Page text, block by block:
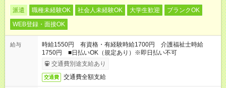
派遣 職種未経験OK 社会人未経験OK 大学生歓迎
ブランクOK
WEB登録・面接OK
給与
時給1550円 有資格・有経験時給1700円 介護福祉士時給
1750円 ■日払いOK（規定あり）※即日払い不可
交通費別途支給あり
交通費 交通費全額支給